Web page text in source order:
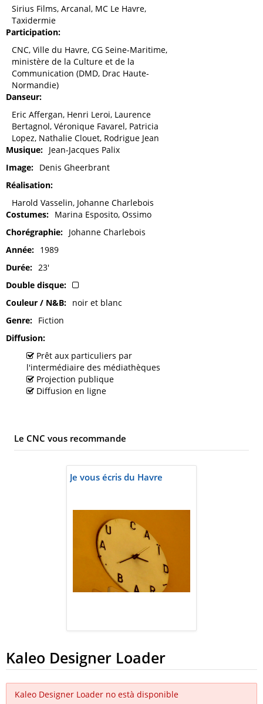
Sirius Films, Arcanal, MC Le Havre,
Taxidermie
Participation
CNC, Ville du Havre, CG Seine-Maritime,
ministère de la Culture et de la
Communication (DMD, Drac Haute-
Normandie)
Danseur
Eric Affergan, Henri Leroi, Laurence
Bertagnol, Véronique Favarel, Patricia
Lopez, Nathalie Clouet, Rodrigue Jean
Musique
Jean-Jacques Palix
Image
Denis Gheerbrant
Réalisation
Harold Vasselin, Johanne Charlebois
Costumes
Marina Esposito, Ossimo
Chorégraphie
Johanne Charlebois
Année
1989
Durée
23'
Double disque
Couleur / N&B
noir et blanc
Genre
Fiction
Diffusion
Prêt aux particuliers par
l'intermédiaire des médiathèques
Projection publique
Diffusion en ligne
Le CNC vous recommande
Je vous écris du Havre
Kaleo Designer Loader
Kaleo Designer Loader no està disponible